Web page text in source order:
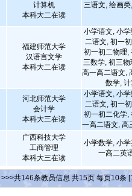
计算机
本科大二在读
三语文, 绘画
福建师范大学
汉语言文学
本科大二在读
小学语文, 小
二语文, 初一
初一初二物理,
三数学, 初三
高一高二语文,
数学,
河北师范大学
会计学
本科大三在读
小学语文, 小
二语文, 初一
初一初二化学,
一高二语文, 高
广西科技大学
工商管理
本科大三在读
小学数学, 小
一高二英
>>>共146条教员信息 共15页 每页10条